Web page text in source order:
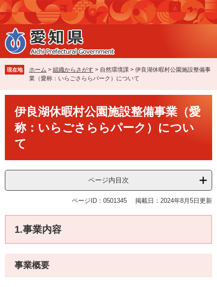
ペ
ー
ジ
の
先
で
す
メ
ニ
ュ
ー
を
ば
し
本
現在地 ホーム > 組織からさがす > 自然環境課 > 伊良湖休暇村公園施設整備事
業（愛称：いらごさららパーク）について
伊良湖休暇村公園施設整備事業（愛
称：いらごさららパーク）につい
て
ページ内目次
ページID：0501345 掲載日：2024年8月5日更新
1.事業内容
事業概要